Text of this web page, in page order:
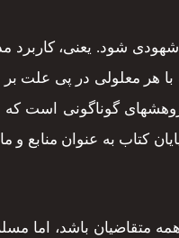
شود. یعنی،
هر معلولی در پی علت
پژوهش­های گوناگونی
باشد، اما مسلم